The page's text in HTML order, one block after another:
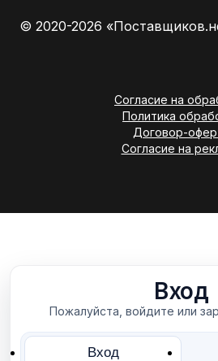
© 2020-2026
Согласие на
Политика
Договор-
Согласие на
Вход
Пожалуйста, войдите или
Вход